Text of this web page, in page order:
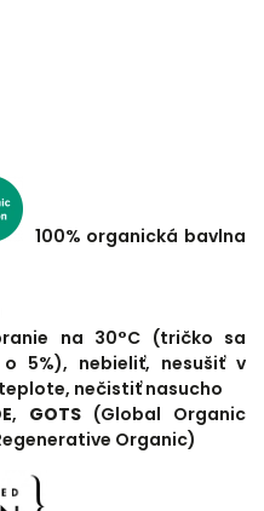
100% organická bavlna
na 30°C (tričko sa
5%), nebieliť, nesušiť v
nečistiť nasucho
, GOTS (Global Organic
Organic)